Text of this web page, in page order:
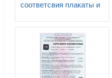
соответсвия плакаты и
0151277. СО 153-
34.03.603-2003, СТО
34.01.-30.1-001-2016